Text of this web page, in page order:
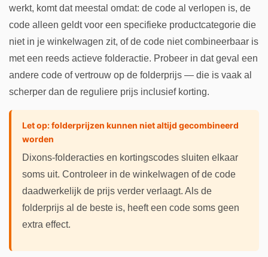
werkt, komt dat meestal omdat: de code al verlopen is, de
code alleen geldt voor een specifieke productcategorie die
niet in je winkelwagen zit, of de code niet combineerbaar is
met een reeds actieve folderactie. Probeer in dat geval een
andere code of vertrouw op de folderprijs — die is vaak al
scherper dan de reguliere prijs inclusief korting.
Let op: folderprijzen kunnen niet altijd gecombineerd
worden
Dixons-folderacties en kortingscodes sluiten elkaar
soms uit. Controleer in de winkelwagen of de code
daadwerkelijk de prijs verder verlaagt. Als de
folderprijs al de beste is, heeft een code soms geen
extra effect.